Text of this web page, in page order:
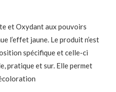
et Oxydant aux pouvoirs
l’effet jaune. Le produit n’est
spécifique et celle-ci
pratique et sur. Elle permet